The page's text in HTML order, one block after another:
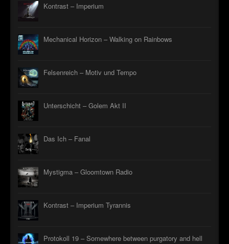
Kontrast – Imperium
Mechanical Horizon – Walking on Rainbows
Felsenreich – Motiv und Tempo
Unterschicht – Golem Akt II
Das Ich – Fanal
Mystigma – Gloomtown Radio
Kontrast – Imperium Tyrannis
Protokoll 19 – Somewhere between purgatory and hell